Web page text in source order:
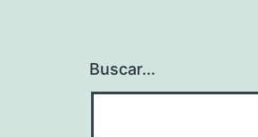
Buscar...